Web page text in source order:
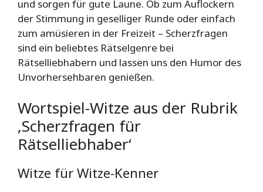
und sorgen für gute Laune. Ob zum Auflockern
der Stimmung in geselliger Runde oder einfach
zum amüsieren in der Freizeit – Scherzfragen
sind ein beliebtes Rätselgenre bei
Rätselliebhabern und lassen uns den Humor des
Unvorhersehbaren genießen.
Wortspiel-Witze aus der Rubrik
‚Scherzfragen für
Rätselliebhaber‘
Witze für Witze-Kenner